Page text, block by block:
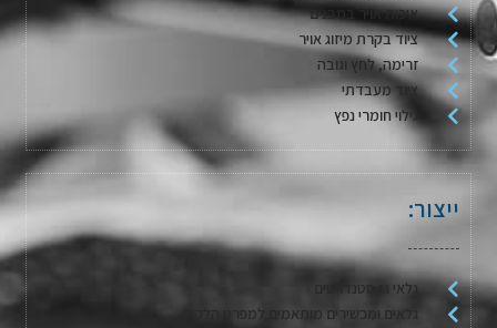
איכות אויר במבנים
ציוד בקרת מיזוג אויר
זרימה, לחץ וגובה
ציוד מעבדתי
גילוי חומרי נפץ
ייצור:
גלאי גז סטנדרטים
גלאים ומכשירים מותאמים למפרט הלקוח